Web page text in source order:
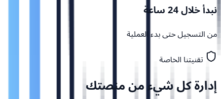
نبدأ خلال 24 ساعة
من التسجيل حتى بدء العملية
تقنيتنا الخاصة
إدارة كل شيء منمنصتك